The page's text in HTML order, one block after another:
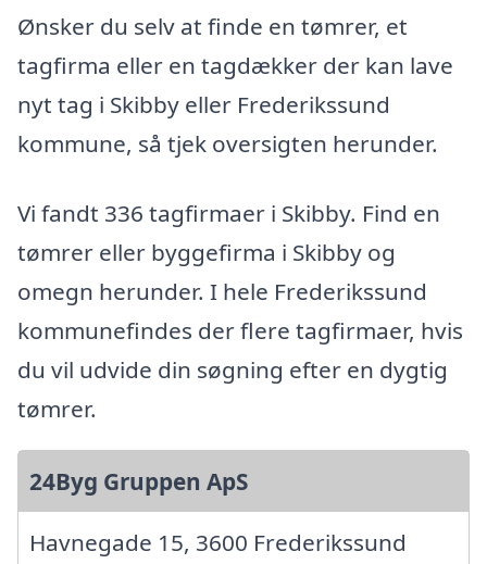
Ønsker du selv at finde en tømrer, et
tagfirma eller en tagdækker der kan lave
nyt tag i Skibby eller Frederikssund
kommune, så tjek oversigten herunder.
Vi fandt 336 tagfirmaer i Skibby. Find en
tømrer eller byggefirma i Skibby og
omegn herunder. I hele Frederikssund
kommunefindes der flere tagfirmaer, hvis
du vil udvide din søgning efter en dygtig
tømrer.
24Byg Gruppen ApS
Havnegade 15, 3600 Frederikssund